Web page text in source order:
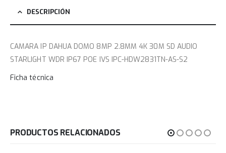
DESCRIPCIÓN
CAMARA IP DAHUA DOMO 8MP 2.8MM 4K 30M SD AUDIO
STARLIGHT WDR IP67 POE IVS IPC-HDW2831TN-AS-S2
Ficha técnica
PRODUCTOS RELACIONADOS